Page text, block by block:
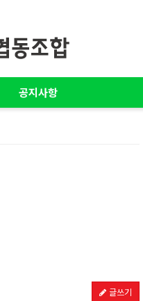
공지사항
글쓰기